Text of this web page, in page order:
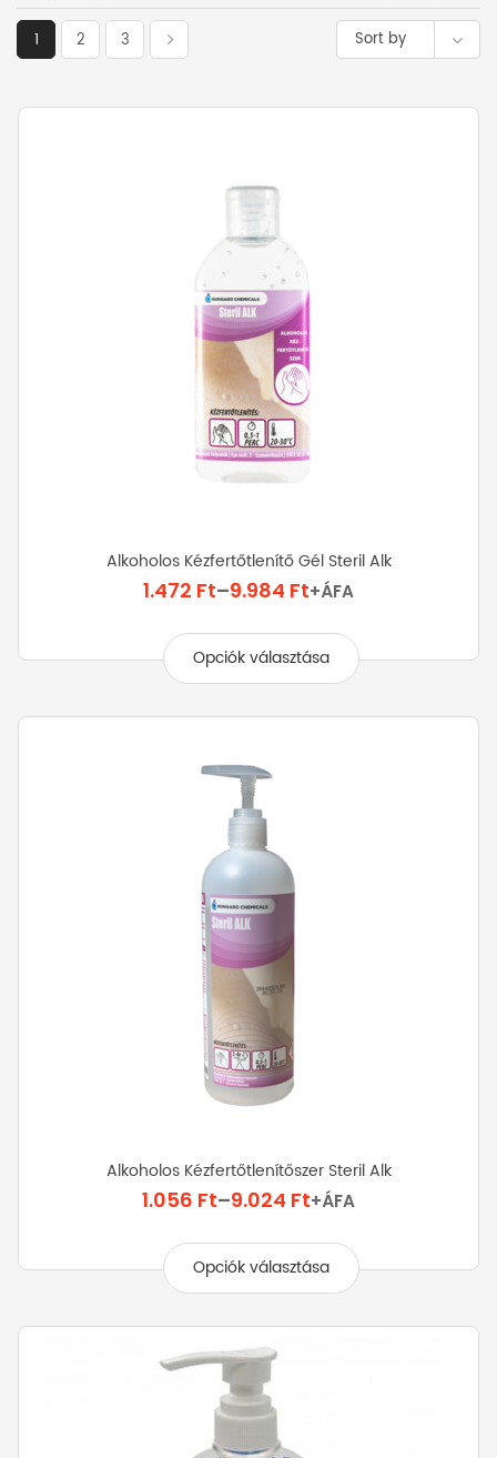
Sort by
1 2 3
Alkoholos Kézfertőtlenítő Gél Steril Alk
1.472 Ft–9.984 FtÁrtartomány:
-
9.984 Ft
+ÁFA
Opciók választása
terméknek
variációja
A
változatok
a
termékoldalon
választhatók
Alkoholos Kézfertőtlenítőszer Steril Alk
1.056 Ft–9.024 FtÁrtartomány:
-
9.024 Ft
+ÁFA
Opciók választása
terméknek
variációja
van.
változatok
a
termékoldalon